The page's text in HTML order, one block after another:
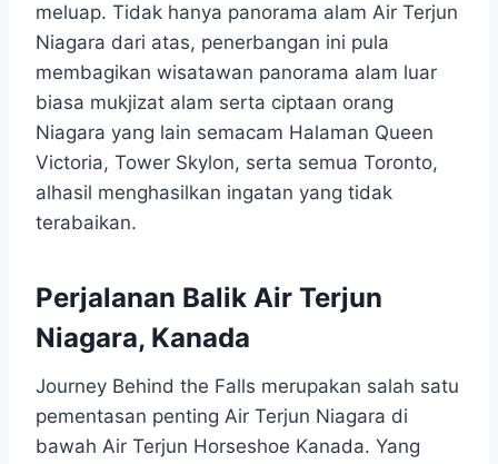
meluap. Tidak hanya panorama alam Air Terjun
Niagara dari atas, penerbangan ini pula
membagikan wisatawan panorama alam luar
biasa mukjizat alam serta ciptaan orang
Niagara yang lain semacam Halaman Queen
Victoria, Tower Skylon, serta semua Toronto,
alhasil menghasilkan ingatan yang tidak
terabaikan.
Perjalanan Balik Air Terjun
Niagara, Kanada
Journey Behind the Falls merupakan salah satu
pementasan penting Air Terjun Niagara di
bawah Air Terjun Horseshoe Kanada. Yang